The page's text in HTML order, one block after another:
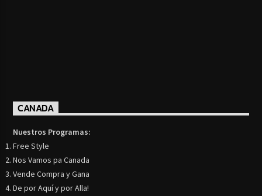
CANADA
Nuestros Programas:
Free Style
Nos Vamos pa Canada
Vende Compra y Gana
De por Aquí y por Alla!